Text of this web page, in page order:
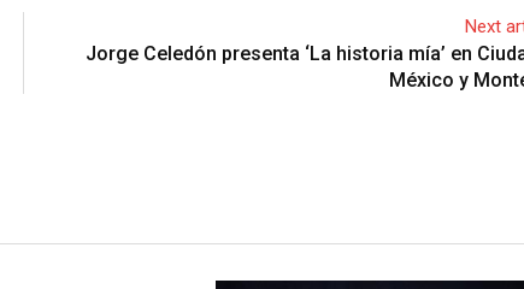
Next
Jorge Celedón presenta ‘La historia mía’ en
México y